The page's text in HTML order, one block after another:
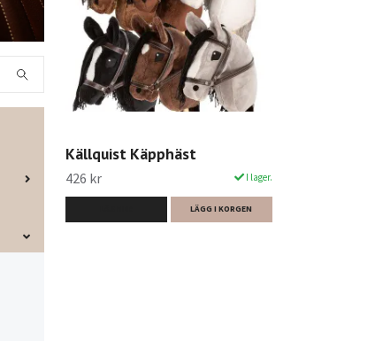
Källquist Käpphäst
426 kr I lager.
LÄGG I KORGEN